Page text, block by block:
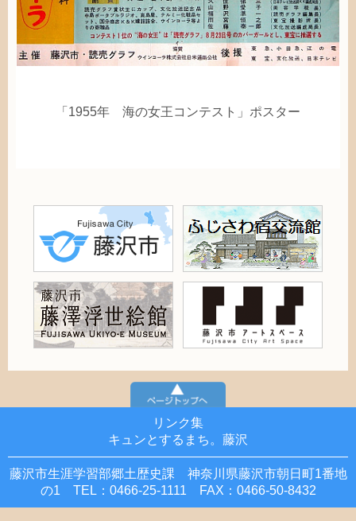
「1955年 海の女王コンテスト」ポスター
リンク集
キュンとするまち。藤沢
藤沢市生涯学習部郷土歴史課 神奈川県藤沢市朝日町1番地
の1 TEL：0466-25-1111 FAX：0466-50-8432